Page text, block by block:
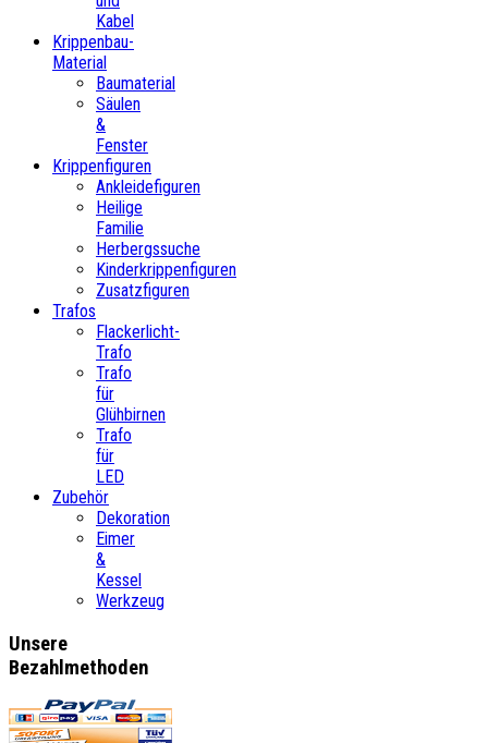
Kabel
Krippenbau-
Material
Baumaterial
Säulen
&
Fenster
Krippenfiguren
Ankleidefiguren
Heilige
Familie
Herbergssuche
Kinderkrippenfiguren
Zusatzfiguren
Trafos
Flackerlicht-
Trafo
Trafo
für
Glühbirnen
Trafo
für
LED
Zubehör
Dekoration
Eimer
&
Kessel
Werkzeug
Unsere
Bezahlmethoden